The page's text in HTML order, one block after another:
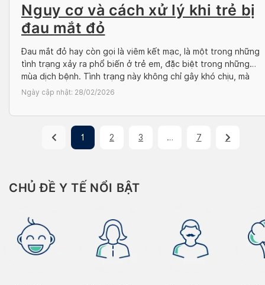
Nguy cơ và cách xử lý khi trẻ bị
đau mắt đỏ
Đau mắt đỏ hay còn gọi là viêm kết mạc, là một trong những
tình trạng xảy ra phổ biến ở trẻ em, đặc biệt trong những
mùa dịch bệnh. Tình trạng này không chỉ gây khó chịu, mà
nếu không được xử lý đúng cách, có thể dẫn đến các biến
Ngày cập nhật: 28/02/2026
1 2 3 … 7
CHỦ ĐỀ Y TẾ NỔI BẬT